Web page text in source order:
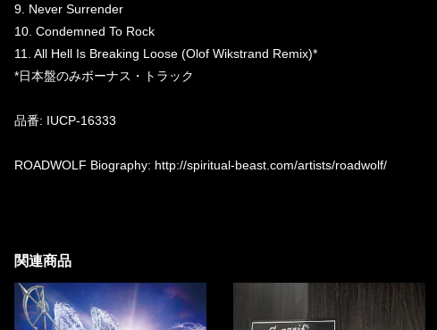
9. Never Surrender
10. Condemned To Rock
11. All Hell Is Breaking Loose (Olof Wikstrand Remix)*
*日本盤のみボーナス・トラック
品番: IUCP-16333
ROADWOLF Biography: http://spiritual-beast.com/artists/roadwolf/
関連商品